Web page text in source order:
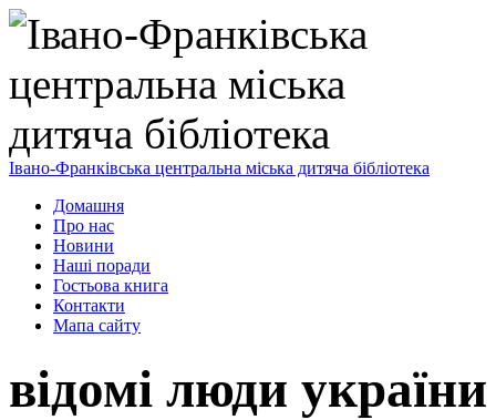
Івано-Франківська центральна міська дитяча бібліотека
Домашня
Про нас
Новини
Наші поради
Гостьова книга
Контакти
Мапа сайту
відомі люди україни